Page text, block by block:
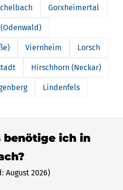
Gorxheimertal
Viernheim Lorsch
Hirschhorn (Neckar)
Lindenfels
benötige ich in
August 2026)